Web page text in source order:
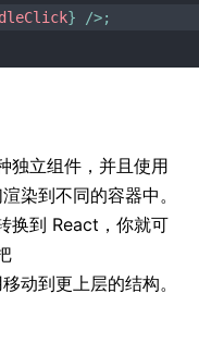
} />;
独立组件，并且使用
染到不同的容器中。
换到 React，你就可
动到更上层的结构。